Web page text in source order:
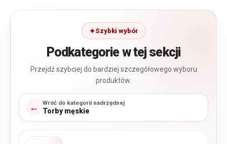
Szybki wybór
Podkategorie w tej sekcji
Przejdź szybciej do bardziej szczegółowego wyboru
produktów.
← Wróć do kategorii nadrzędnej
Torby męskie